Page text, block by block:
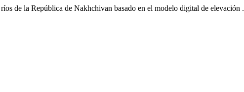
de la República de Nakhchivan basado en el modelo digital de elevación .